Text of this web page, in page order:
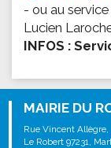
- ou au
Lucien
INFOS :
MAIRIE DU
Rue Vincent Allègre,
Le Robert 97231,